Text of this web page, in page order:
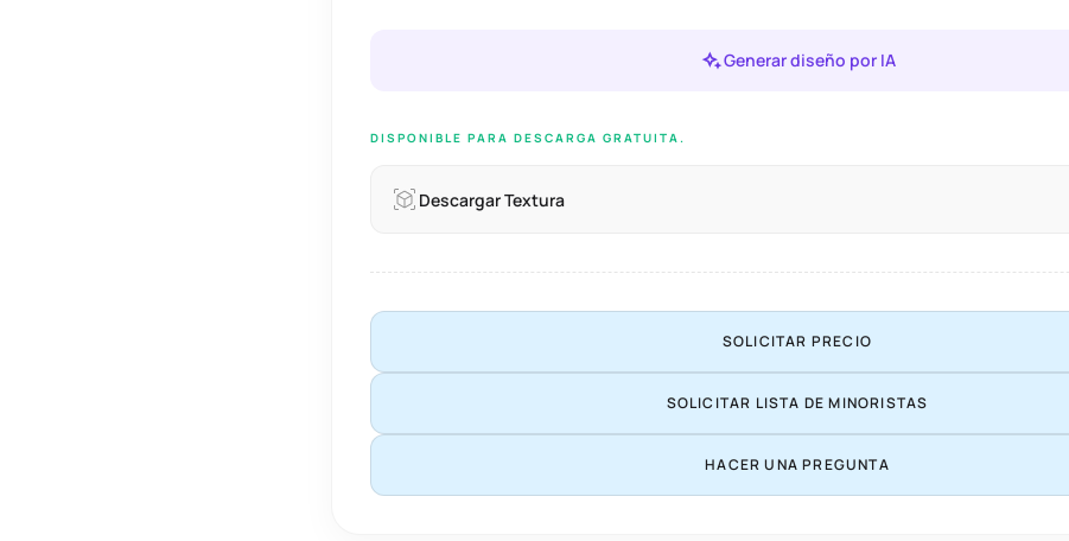
Generar diseño por IA
DISPONIBLE PARA DESCARGA GRATUITA.
Descargar Textura
SOLICITAR PRECIO
SOLICITAR LISTA DE MINORISTAS
HACER UNA PREGUNTA